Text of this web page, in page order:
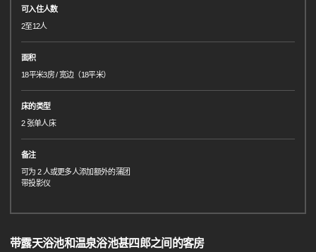
可入住人数
2至12人
面积
18平米3房 / 宽边（18平米）
床的类型
2 张单人床
备注
可为 2 人或更多人添加额外的蒲团
带投影仪
带露天浴池和温泉浴池甚四郎之间的客房